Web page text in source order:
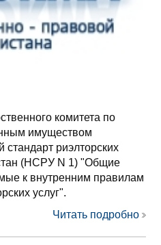
комитета по
имуществом
риэлторских
(НСРУ N 1) "Общие
к внутренним правилам
услуг".
Читать подробно